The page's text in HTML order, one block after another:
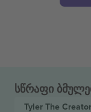
სწრაფი
Tyler The Creator